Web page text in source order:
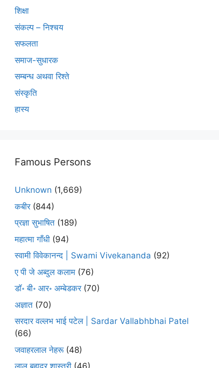
शिक्षा
संकल्प – निश्चय
सफलता
समाज-सुधारक
सम्बन्ध अथवा रिश्ते
संस्कृति
हास्य
Famous Persons
Unknown (1,669)
कबीर(844)
प्रज्ञा सुभाषित (189)
महात्मा गाँधी (94)
स्वामी विवेकानन्द | Swami Vivekananda (92)
ए पी जे अब्दुल कलाम (76)
डॉ॰ बी॰ आर॰ अम्बेडकर(70)
अज्ञात (70)
सरदार वल्लभ भाई पटेल | Sardar Vallabhbhai Patel
(66)
जवाहरलाल नेहरू(48)